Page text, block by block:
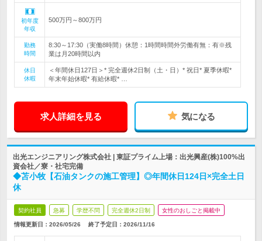
初年度
年収
500万円～800万円
勤務
時間
8:30～17:30（実働8時間）休憩：1時間時間外労働有無：有※残
業は月20時間以内
休日
休暇
＜年間休日127日＞* 完全週休2日制（土・日）* 祝日* 夏季休暇*
年末年始休暇* 有給休暇* …
求人詳細を見る 気になる
出光エンジニアリング株式会社 | 東証プライム上場：出光興産(株)100%出
資会社／寮・社宅完備
◆苫小牧【石油タンクの施工管理】◎年間休日124日×完全土日
休
契約社員 急募 学歴不問 完全週休2日制 女性のおしごと掲載中
情報更新日：2026/05/26 終了予定日： 2026/11/16